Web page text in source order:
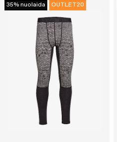
35% nuolaida OUTLET20